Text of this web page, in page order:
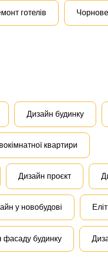
готелів
Дизайн будинку
квартири
Дизайн проєкт
у новобудові
фасаду будинку